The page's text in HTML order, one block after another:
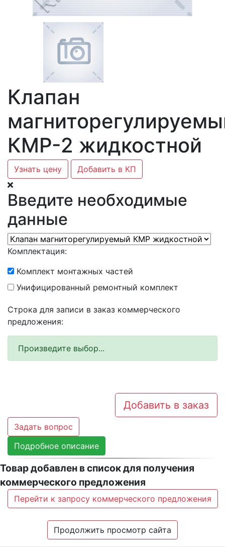
Клапан
КМР-2 жидкостной
Узнать цену Добавить в КП
Введите необходимые
данные
Комплектация:
Комплект монтажных частей
Унифицированный ремонтный комплект
Строка для записи в заказ коммерческого
предложения:
Произведите выбор...
Добавить в заказ
Задать вопрос
Подробное описание
Товар добавлен в список для получения
коммерческого предложения
Перейти к запросу коммерческого предложения
Продолжить просмотр сайта